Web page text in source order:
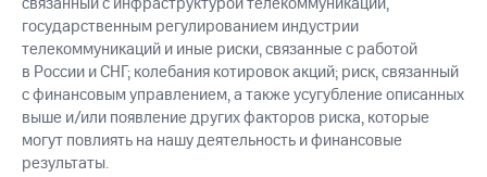
государственным регулированием индустрии
телекоммуникаций и иные риски, связанные с работой
в России и СНГ; колебания котировок акций; риск, связанный
с финансовым управлением, а также усугубление описанных
выше и/или появление других факторов риска, которые
могут повлиять на нашу деятельность и финансовые
результаты.